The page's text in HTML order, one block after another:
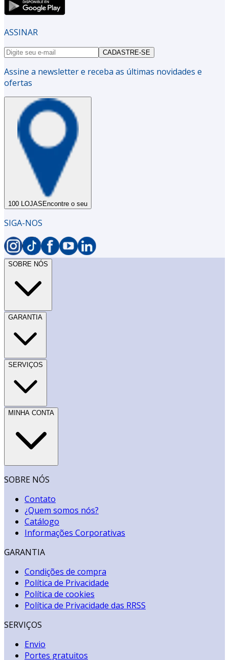
ASSINAR
CADASTRE-SE
Assine a newsletter e receba as últimas novidades e
ofertas
100 LOJASEncontre o seu
SIGA-NOS
SOBRE NÓS
GARANTIA
SERVIÇOS
MINHA CONTA
SOBRE NÓS
Contato
¿Quem somos nós?
Catálogo
Informações Corporativas
GARANTIA
Condições de compra
Política de Privacidade
Política de cookies
Política de Privacidade das RRSS
SERVIÇOS
Envio
Portes gratuitos